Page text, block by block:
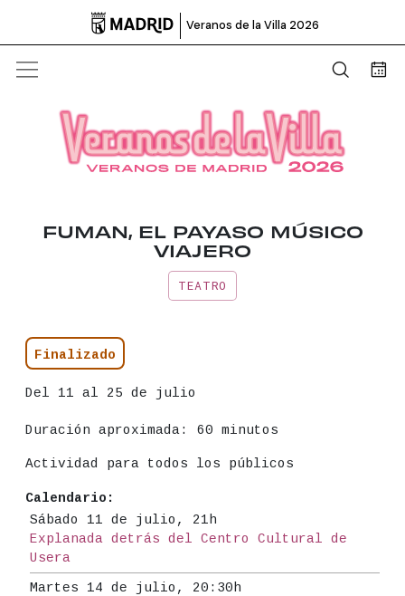
 Veranos de la Villa 2026
Abrir
FUMAN, EL PAYASO MÚSICO
VIAJERO
TEATRO
Información principal del
Estado
Finalizado
Fecha
Del 11 al 25 de julio
Duración aproximada: 60 minutos
Actividad para todos los públicos
Calendario:
Sábado 11 de julio, 21h
Explanada detrás del Centro Cultural de
Usera
Martes 14 de julio, 20:30h